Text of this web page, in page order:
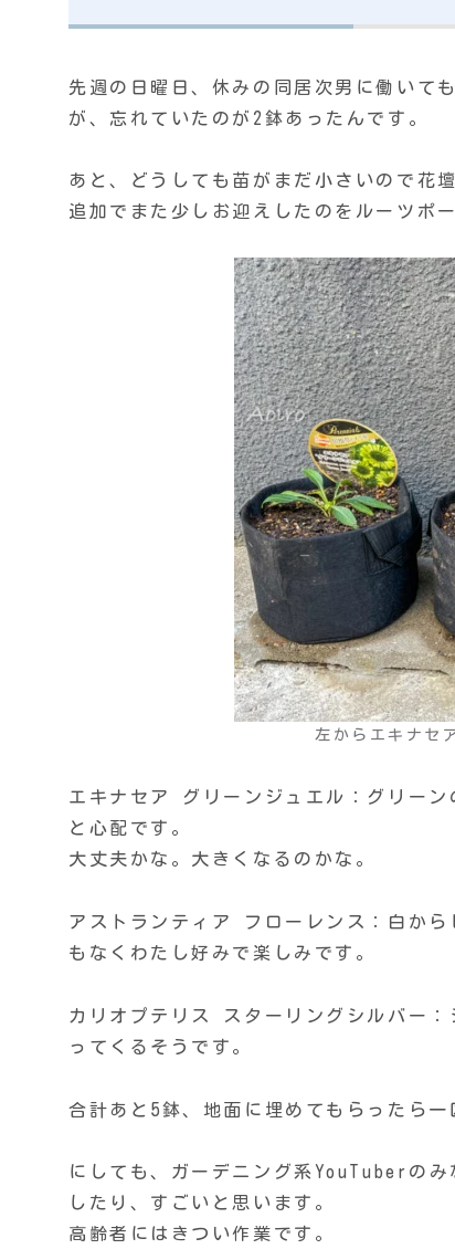
先週の日曜日、休みの同居次男に働いて
が、忘れていたのが2鉢あったんです。
あと、どうしても苗がまだ小さいので花
追加でまた少しお迎えしたのをルーツポ
左からエキナセ
エキナセア グリーンジュエル：グリー
と心配です。
大丈夫かな。大きくなるのかな。
アストランティア フローレンス：白か
もなくわたし好みで楽しみです。
カリオプテリス スターリングシルバー
ってくるそうです。
合計あと5鉢、地面に埋めてもらったら
にしても、ガーデニング系YouTuberの
したり、すごいと思います。
高齢者にはきつい作業です。